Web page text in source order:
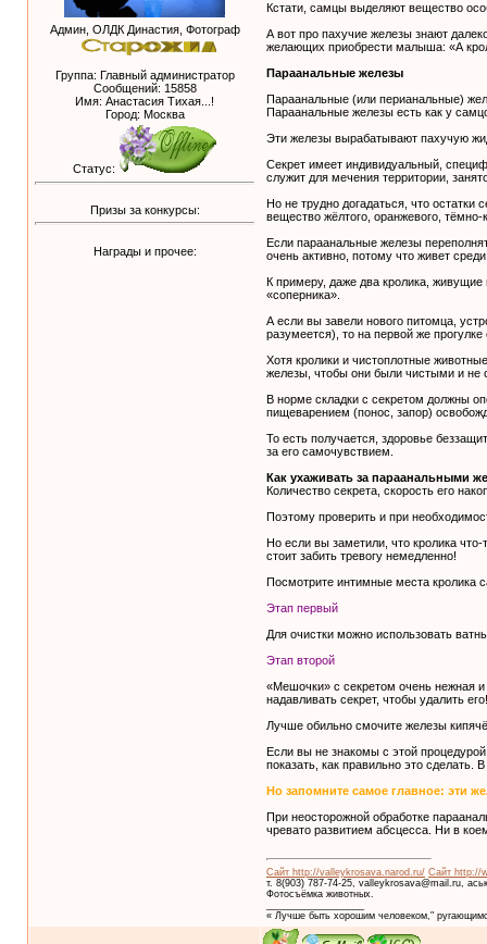
Админ, ОЛДК Династия, Фотограф
Группа: Главный администратор
Сообщений: 15858
Имя: Анастасия Тихая...!
Город: Москва
Статус:
Призы за конкурсы:
Награды и прочее:
Кстати, самцы выделяют вещество
А вот про пахучие железы знают
желающих приобрести малыша: «А
Параанальные железы
Параанальные (или перианальные)
Параанальные железы есть как у
Эти железы вырабатывают пахучую
Секрет имеет индивидуальный,
служит для мечения территории,
Но не трудно догадаться, что остатки
вещество жёлтого, оранжевого, тёмно-
Если параанальные железы
очень активно, потому что живет
К примеру, даже два кролика, живущие
«соперника».
А если вы завели нового питомца,
разумеется), то на первой же
Хотя кролики и чистоплотные
железы, чтобы они были чистыми и не
В норме складки с секретом должны
пищеварением (понос, запор)
То есть получается, здоровье
за его самочувствием.
Как ухаживать за параанальными
Количество секрета, скорость его
Поэтому проверить и при
Но если вы заметили, что кролика
стоит забить тревогу немедленно!
Посмотрите интимные места кролика
Этап первый
Для очистки можно использовать
Этап второй
«Мешочки» с секретом очень нежная и
надавливать секрет, чтобы удалить его!
Лучше обильно смочите железы
Если вы не знакомы с этой
показать, как правильно это
Но запомните самое главное: эти
При неосторожной обработке
чревато развитием абсцесса. Ни в
Сайт http://valleykrosava.narod.ru/ Сайт http://
т. 8(903) 787-74-25, valleykrosava@mail.ru,
Фотосъёмка животных.
« Лучше быть хорошим человеком,"